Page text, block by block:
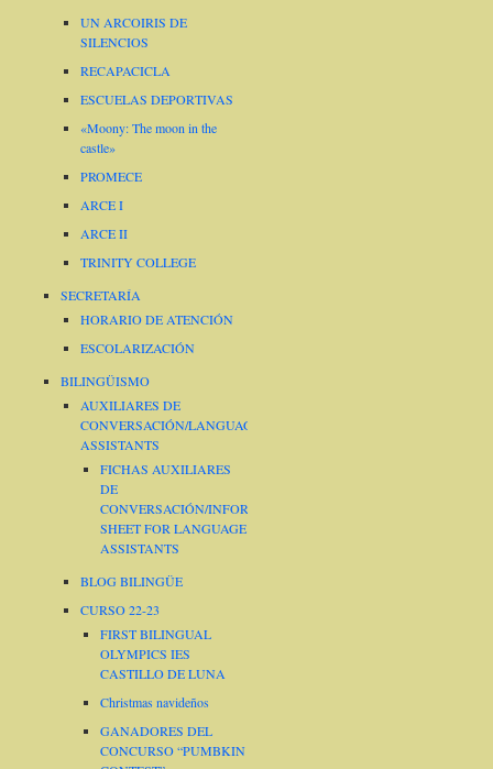
UN ARCOIRIS DE
SILENCIOS
RECAPACICLA
ESCUELAS DEPORTIVAS
«Moony: The moon in the
castle»
PROMECE
ARCE I
ARCE II
TRINITY COLLEGE
SECRETARÍA
HORARIO DE ATENCIÓN
ESCOLARIZACIÓN
BILINGÜISMO
AUXILIARES DE
CONVERSACIÓN/LANGUAGE
ASSISTANTS
FICHAS AUXILIARES
DE
CONVERSACIÓN/INFORMATION
SHEET FOR LANGUAGE
ASSISTANTS
BLOG BILINGÜE
CURSO 22-23
FIRST BILINGUAL
OLYMPICS IES
CASTILLO DE LUNA
Christmas navideños
GANADORES DEL
CONCURSO “PUMBKIN